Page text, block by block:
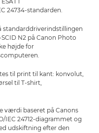
24734-standarden.
standarddriverindstillingen
N2 på Canon Photo
højde for
til print til kant: konvolut,
til T-shirt,
værdi baseret på Canons
IEC 24712-diagrammet og
udskiftning efter den